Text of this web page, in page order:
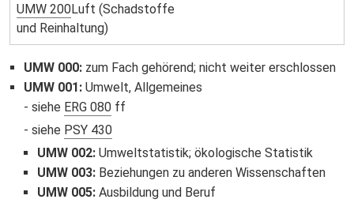
UMW 200Luft (Schadstoffe
und Reinhaltung)
UMW 000:zum Fach gehörend; nicht weiter erschlossen
UMW 001:Umwelt, Allgemeines
siehe ERG 080ff
siehe PSY 430
UMW 002: Umweltstatistik; ökologische Statistik
UMW 003: Beziehungen zu anderen Wissenschaften
UMW 005: Ausbildung und Beruf